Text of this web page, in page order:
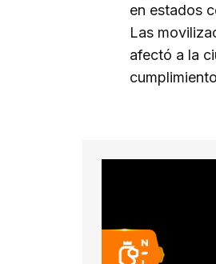
en estados
Las
afectó a la